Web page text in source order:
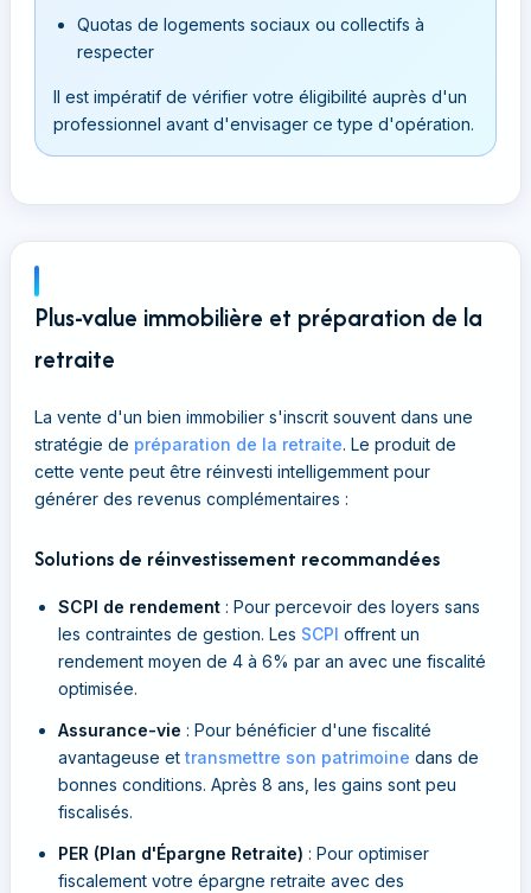
Quotas de logements sociaux ou collectifs à
respecter
Il est impératif de vérifier votre éligibilité auprès d'un
professionnel avant d'envisager ce type d'opération.
Plus-value immobilière et préparation de la
retraite
La vente d'un bien immobilier s'inscrit souvent dans une
stratégie de préparation de la retraite. Le produit de
cette vente peut être réinvesti intelligemment pour
générer des revenus complémentaires :
Solutions de réinvestissement recommandées
SCPI de rendement : Pour percevoir des loyers sans
les contraintes de gestion. Les SCPI offrent un
rendement moyen de 4 à 6% par an avec une fiscalité
optimisée.
Assurance-vie : Pour bénéficier d'une fiscalité
avantageuse et transmettre son patrimoine dans de
bonnes conditions. Après 8 ans, les gains sont peu
fiscalisés.
PER (Plan d'Épargne Retraite) : Pour optimiser
fiscalement votre épargne retraite avec des